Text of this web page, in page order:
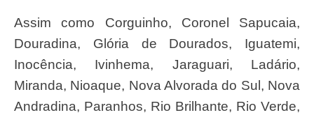
Assim como Corguinho, Coronel Sapucaia,
Douradina, Glória de Dourados, Iguatemi,
Inocência, Ivinhema, Jaraguari, Ladário,
Miranda, Nioaque, Nova Alvorada do Sul, Nova
Andradina, Paranhos, Rio Brilhante, Rio Verde,